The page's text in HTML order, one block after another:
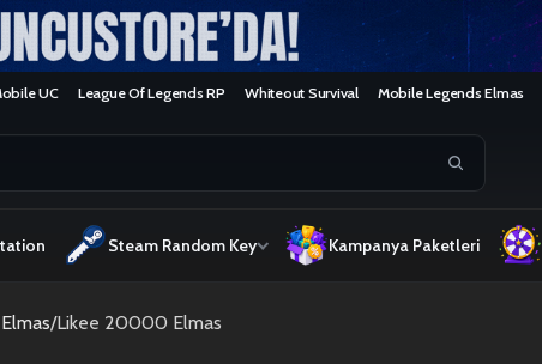
UC League Of Legends RP Whiteout Survival Mobile Legends Elmas
Steam Random Key Kampanya Paketleri
Likee 20000 Elmas